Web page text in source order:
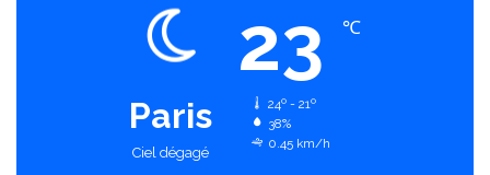
Paris
Ciel dégagé
23 ℃
24º - 21º
38%
0.45 km/h